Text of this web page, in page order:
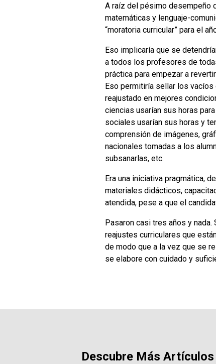
A raíz del pésimo desempeño
matemáticas y lenguaje-
“moratoria curricular” para el
Eso implicaría que se
a todos los profesores de
práctica para empezar a
Eso permitiría sellar los
reajustado en mejores
ciencias usarían sus horas
sociales usarían sus horas y
comprensión de imágenes,
nacionales tomadas a los
subsanarlas, etc.
Era una iniciativa pragmática,
materiales didácticos,
atendida, pese a que el
Pasaron casi tres años y
reajustes curriculares que
de modo que a la vez que se
se elabore con cuidado y
Descubre Más Artículos